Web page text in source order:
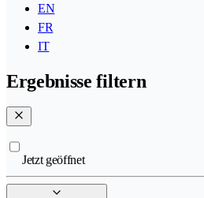
EN
FR
IT
Ergebnisse filtern
Jetzt geöffnet